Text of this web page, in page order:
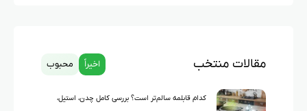
مقالات منتخب اخیراً محبوب
کدام قابلمه سالم‌تر است؟ بررسی کامل چدن، استیل،